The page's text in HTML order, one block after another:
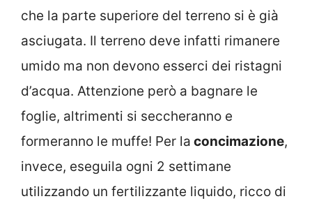
che la parte superiore del terreno si è già
asciugata. Il terreno deve infatti rimanere
umido ma non devono esserci dei ristagni
d’acqua. Attenzione però a bagnare le
foglie, altrimenti si seccheranno e
formeranno le muffe! Per la concimazione,
invece, eseguila ogni 2 settimane
utilizzando un fertilizzante liquido, ricco di